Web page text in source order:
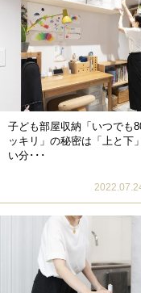
子ども部屋収納「いつでも
ッキリ」の秘密は「上と下
い分･･･